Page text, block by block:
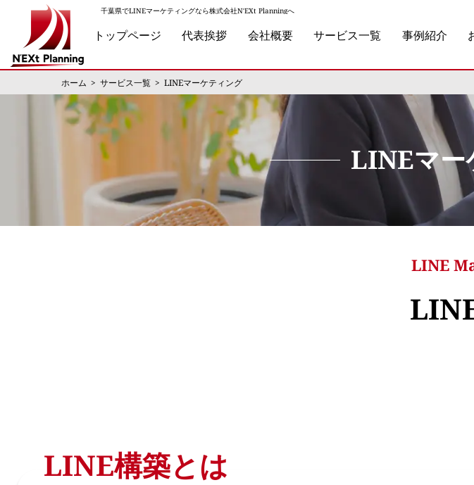
千葉県でLINEマーケティングなら株式会社N'EXt Planningへ
トップページ 代表挨拶 会社概要 サービス一覧 事例紹介
ホーム サービス一覧 LINEマーケティング
LINEマー
LINE
LINE構築とは